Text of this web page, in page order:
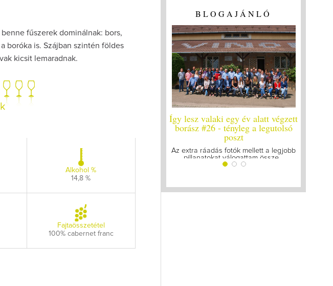
fűszerek dominálnak: bors,
boróka is. Szájban szintén földes
kicsit lemaradnak.
Alkohol %
14,8 %
Fajtaösszetétel
100% cabernet franc
BLOGAJÁNLÓ
Az extra ráadás fotók mellett a legjobb
pillanatokat válogattam össze...
Így lesz valaki egy év alatt végzett
borász #25
Megírtuk a modulzáró vizsgákat, már
lázasan készülünk az utolsó...